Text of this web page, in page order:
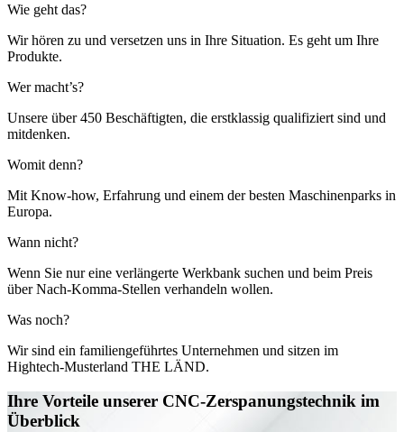
Wie geht das?
Wir hören zu und versetzen uns in Ihre Situation. Es geht um Ihre
Produkte.
Wer macht’s?
Unsere über 450 Beschäftigten, die erstklassig qualifiziert sind und
mitdenken.
Womit denn?
Mit Know-how, Erfahrung und einem der besten Maschinenparks in
Europa.
Wann nicht?
Wenn Sie nur eine verlängerte Werkbank suchen und beim Preis
über Nach-Komma-Stellen verhandeln wollen.
Was noch?
Wir sind ein familiengeführtes Unternehmen und sitzen im
Hightech-Musterland THE LÄND.
Ihre Vorteile unserer CNC-Zerspanungstechnik im
Überblick